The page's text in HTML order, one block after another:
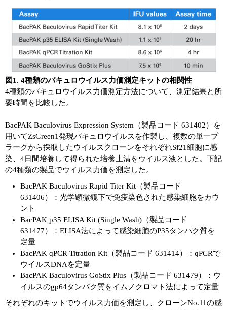
図1. 4種類のバキュロウイルス力価測定キットの相関性
4種類のバキュロウイルス力価測定方法について、測定結果と所
要時間を比較した。
BacPAK Baculovirus Expression System（製品コード 631402）を
用いてZsGreen1発現バキュロウイルスを作製し、複数の単一プ
ラークから採取したウイルスクローンをそれぞれSf21細胞に感
染、4日間培養して得られた培養上清をウイルス液とした。下記
の4種類の製品でウイルス力価を測定した。
BacPAK Baculovirus Rapid Titer Kit（製品コード
631406）：光学顕微鏡下で免疫染色された感染細胞をカウ
ント
BacPAK p35 ELISA Kit (Single Wash)（製品コード
631477）：ELISA法によって感染細胞のP35タンパク質を
定量
BacPAK qPCR Titration Kit（製品コード 631414）：qPCRで
ウイルスDNAを定量
BacPAK Baculovirus GoStix Plus（製品コード 631479）：ウ
イルスのgp64タンパク質をイムノクロマト法によって定量
それぞれのキットでウイルス力価を測定し、クローンNo.11の感